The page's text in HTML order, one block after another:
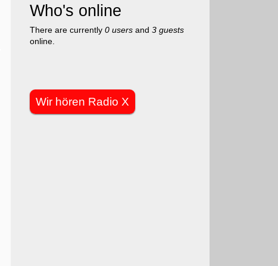
Who's online
There are currently 0 usersand 3 guests
online.
Wir hören Radio X